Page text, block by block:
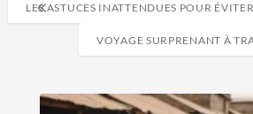
LES ASTUCES INATTENDUES POUR ÉVITER LES MALADIES COURANTES